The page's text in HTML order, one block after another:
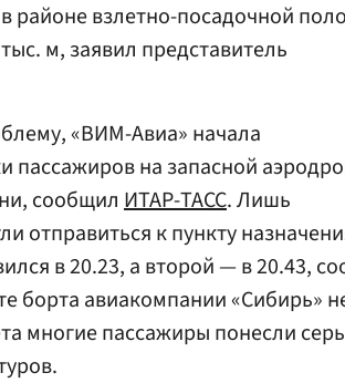
районе взлетно-посадочной
м, заявил представитель
«ВИМ-Авиа» начала
пассажиров на запасной
сообщил ИТАР-ТАСС. Лишь
отправиться к пункту
в 20.23, а второй — в 20.43,
борта авиакомпании «Сибирь»
многие пассажиры понесли